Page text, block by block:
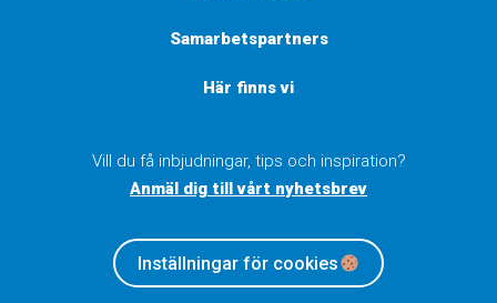
Samarbetspartners
Här finns vi
Vill du få inbjudningar, tips och inspiration?
Anmäl dig till vårt nyhetsbrev
Inställningar för cookies